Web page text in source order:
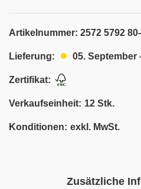
Artikelnummer: 2572 5792
Lieferung: 05. September
Zertifikat:
Verkaufseinheit: 12 Stk.
Konditionen: exkl. MwSt.
Zusätzliche